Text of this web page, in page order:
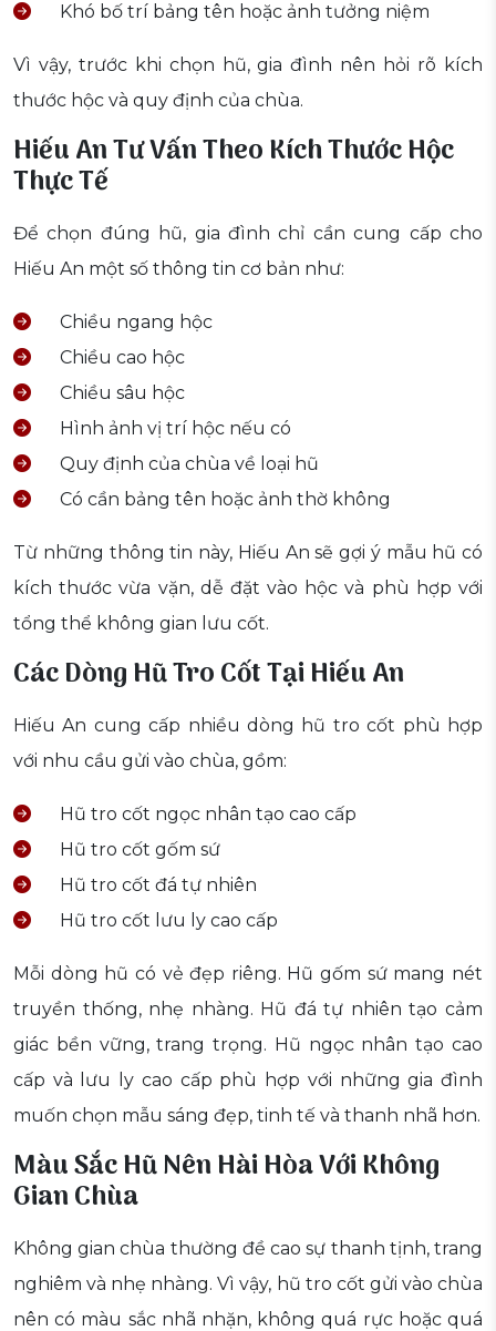
Khó bố trí bảng tên hoặc ảnh tưởng niệm
Vì vậy, trước khi chọn hũ, gia đình nên hỏi rõ kích
thước hộc và quy định của chùa.
Hiếu An Tư Vấn Theo Kích Thước Hộc
Thực Tế
Để chọn đúng hũ, gia đình chỉ cần cung cấp cho
Hiếu An một số thông tin cơ bản như:
Chiều ngang hộc
Chiều cao hộc
Chiều sâu hộc
Hình ảnh vị trí hộc nếu có
Quy định của chùa về loại hũ
Có cần bảng tên hoặc ảnh thờ không
Từ những thông tin này, Hiếu An sẽ gợi ý mẫu hũ có
kích thước vừa vặn, dễ đặt vào hộc và phù hợp với
tổng thể không gian lưu cốt.
Các Dòng Hũ Tro Cốt Tại Hiếu An
Hiếu An cung cấp nhiều dòng hũ tro cốt phù hợp
với nhu cầu gửi vào chùa, gồm:
Hũ tro cốt ngọc nhân tạo cao cấp
Hũ tro cốt gốm sứ
Hũ tro cốt đá tự nhiên
Hũ tro cốt lưu ly cao cấp
Mỗi dòng hũ có vẻ đẹp riêng. Hũ gốm sứ mang nét
truyền thống, nhẹ nhàng. Hũ đá tự nhiên tạo cảm
giác bền vững, trang trọng. Hũ ngọc nhân tạo cao
cấp và lưu ly cao cấp phù hợp với những gia đình
muốn chọn mẫu sáng đẹp, tinh tế và thanh nhã hơn.
Màu Sắc Hũ Nên Hài Hòa Với Không
Gian Chùa
Không gian chùa thường đề cao sự thanh tịnh, trang
nghiêm và nhẹ nhàng. Vì vậy, hũ tro cốt gửi vào chùa
nên có màu sắc nhã nhặn, không quá rực hoặc quá